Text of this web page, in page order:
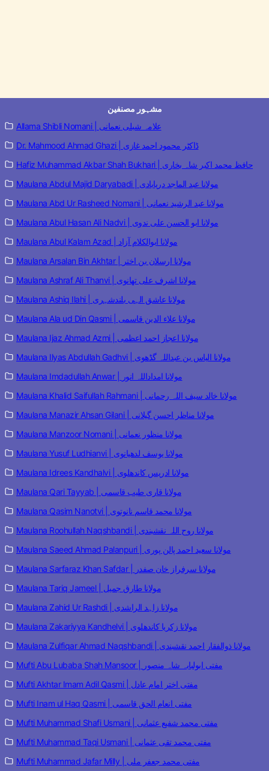
مشہور مصنفین
Allama Shibli Nomani | علامہ شبلی نعمانی
Dr. Mahmood Ahmad Ghazi | ڈاکٹر محمود احمد غازی
Hafiz Muhammad Akbar Shah Bukhari | حافظ محمد اکبر شاہ بخاری
Maulana Abdul Majid Daryabadi | مولانا عبد الماجد دریابادی
Maulana Abd Ur Rasheed Nomani | مولانا عبد الرشید نعمانی
Maulana Abul Hasan Ali Nadvi | مولانا ابو الحسن علی ندوی
Maulana Abul Kalam Azad | مولانا ابوالکلام آزاد
Maulana Arsalan Bin Akhtar | مولانا ارسلان بن اختر
Maulana Ashraf Ali Thanvi | مولانا اشرف علی تھانوی
Maulana Ashiq Ilahi | مولانا عاشق الہی بلندشہری
Maulana Ala ud Din Qasmi | مولانا علاء الدین قاسمی
Maulana Ijaz Ahmad Azmi | مولانا اعجاز احمد اعظمی
Maulana Ilyas Abdullah Gadhvi | مولانا الیاس بن عبداللہ گڈھوی
Maulana Imdadullah Anwar | مولانا امداداللہ انور
Maulana Khalid Saifullah Rahmani | مولانا خالد سیف اللہ رحمانی
Maulana Manazir Ahsan Gilani | مولانا مناظر احسن گیلانی
Maulana Manzoor Nomani | مولانا منظور نعمانی
Maulana Yusuf Ludhianvi | مولانا یوسف لدھیانوی
Maulana Idrees Kandhalvi | مولانا ادریس کاندھلوی
Maulana Qari Tayyab | مولانا قاری طیب قاسمی
Maulana Qasim Nanotvi | مولانا محمد قاسم نانوتوی
Maulana Roohullah Naqshbandi | مولانا روح اللہ نقشبندی
Maulana Saeed Ahmad Palanpuri | مولانا سعید احمد پالن پوری
Maulana Sarfaraz Khan Safdar | مولانا سرفراز خان صفدر
Maulana Tariq Jameel | مولانا طارق جمیل
Maulana Zahid Ur Rashdi | مولانا زاہد الراشدی
Maulana Zakariyya Kandhelvi | مولانا زکریا کاندھلوی
Maulana Zulfiqar Ahmad Naqshbandi | مولانا ذوالفقار احمد نقشبندی
Mufti Abu Lubaba Shah Mansoor | مفتی ابولبابہ شاہ منصور
Mufti Akhtar Imam Adil Qasmi | مفتی اختر امام عادل
Mufti Inam ul Haq Qasmi | مفتی انعام الحق قاسمی
Mufti Muhammad Shafi Usmani | مفتی محمد شفیع عثمانی
Mufti Muhammad Taqi Usmani | مفتی محمد تقی عثمانی
Mufti Muhammad Jafar Milly | مفتی محمد جعفر ملی